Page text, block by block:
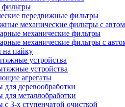
фильтры
передвижные фильтры
механические фильтры с
механические фильтры
механические фильтры с
пайку
устройства
устройства
агрегаты
для деревообработки
для металлобработки
с 3-х ступенчатой очисткой